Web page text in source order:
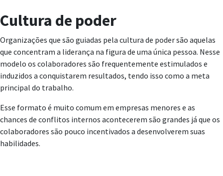
Cultura de poder
Organizações que são guiadas pela cultura de poder são aquelas
que concentram a liderança na figura de uma única pessoa. Nesse
modelo os colaboradores são frequentemente estimulados e
induzidos a conquistarem resultados, tendo isso como a meta
principal do trabalho.
Esse formato é muito comum em empresas menores e as
chances de conflitos internos acontecerem são grandes já que os
colaboradores são pouco incentivados a desenvolverem suas
habilidades.